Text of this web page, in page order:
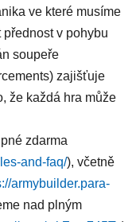
ve které musíme
v pohybu
soupeře
zajišťuje
že každá hra může
zdarma
and-faq/), včetně
armybuilder.para-
nad plným